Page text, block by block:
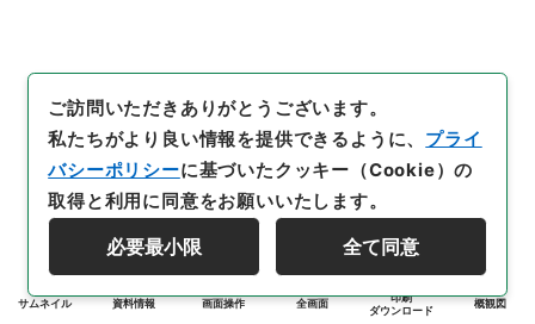
サムネイル 資料情報 画面操作 全画面
印刷
ダウンロード
概観図
ご訪問いただきありがとうございます。
私たちがより良い情報を提供できるように、 プライ
バシーポリシーに基づいたクッキー（Cookie）の
取得と利用に同意をお願いいたします。
必要最小限 全て同意